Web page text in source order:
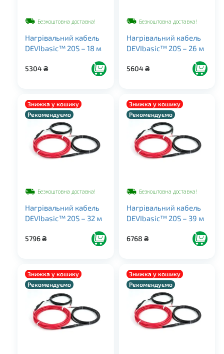
Безкоштовна доставка!
Нагрівальний кабель
DEVIbasic™ 20S – 18 м
5304₴
Безкоштовна доставка!
Нагрівальний кабель
DEVIbasic™ 20S – 26 м
5604₴
Знижка у кошику
Рекомендуємо
Безкоштовна доставка!
Нагрівальний кабель
DEVIbasic™ 20S – 32 м
5796₴
Знижка у кошику
Рекомендуємо
Безкоштовна доставка!
Нагрівальний кабель
DEVIbasic™ 20S – 39 м
6768 ₴
Знижка у кошику
Рекомендуємо
Знижка у кошику
Рекомендуємо